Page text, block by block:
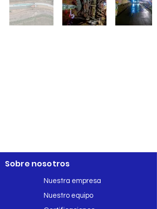
Sobre nosotros
Nuestra empresa
Nuestro equipo